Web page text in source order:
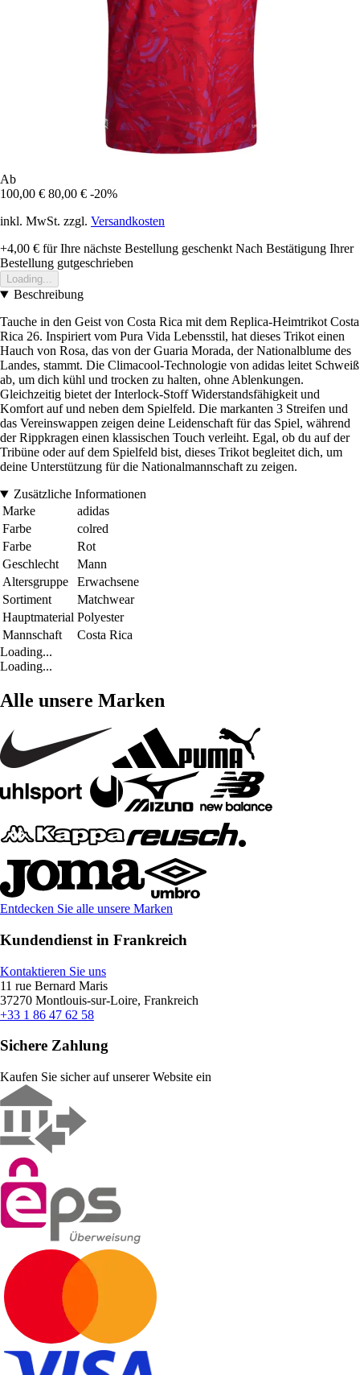
Ab
100,00 € 80,00 € -20%
inkl. MwSt. zzgl. Versandkosten
+4,00 € für Ihre nächste Bestellung geschenkt Nach Bestätigung Ihrer
Bestellung gutgeschrieben
Loading...
Beschreibung
Tauche in den Geist von Costa Rica mit dem Replica-Heimtrikot Costa
Rica 26. Inspiriert vom Pura Vida Lebensstil, hat dieses Trikot einen
Hauch von Rosa, das von der Guaria Morada, der Nationalblume des
Landes, stammt. Die Climacool-Technologie von adidas leitet Schweiß
ab, um dich kühl und trocken zu halten, ohne Ablenkungen.
Gleichzeitig bietet der Interlock-Stoff Widerstandsfähigkeit und
Komfort auf und neben dem Spielfeld. Die markanten 3 Streifen und
das Vereinswappen zeigen deine Leidenschaft für das Spiel, während
der Rippkragen einen klassischen Touch verleiht. Egal, ob du auf der
Tribüne oder auf dem Spielfeld bist, dieses Trikot begleitet dich, um
deine Unterstützung für die Nationalmannschaft zu zeigen.
Zusätzliche Informationen
Marke
adidas
Farbe
colred
Farbe
Rot
Geschlecht
Mann
Altersgruppe
Erwachsene
Sortiment
Matchwear
Hauptmaterial Polyester
Mannschaft
Costa Rica
Loading...
Loading...
Alle unsere Marken
Entdecken Sie alle unsere Marken
Kundendienst in Frankreich
Kontaktieren Sie uns
11 rue Bernard Maris
37270 Montlouis-sur-Loire, Frankreich
+33 1 86 47 62 58
Sichere Zahlung
Kaufen Sie sicher auf unserer Website ein